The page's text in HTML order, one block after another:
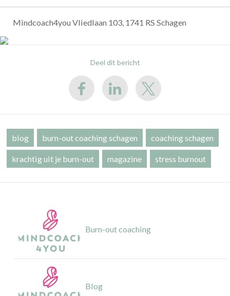
Mindcoach4you Vliedlaan 103, 1741 RS Schagen
Deel dit bericht
blog burn-out coaching schagen coaching schagen
krachtig uit je burn-out magazine stress burnout
Burn-out coaching
Blog